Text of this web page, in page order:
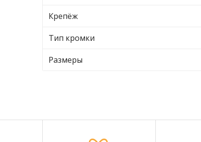
Крепёж
Тип кромки
Размеры